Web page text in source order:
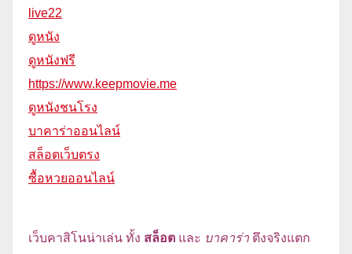
live22
ดูหนัง
ดูหนังฟรี
https://www.keepmovie.me
ดูหนังชนโรง
บาคาร่าออนไลน์
สล็อตเว็บตรง
ซื้อหวยออนไลน์
เว็บคาสิโนน่าเล่น ทั้ง สล็อต และ บาคาร่า ตึงจริงแตก